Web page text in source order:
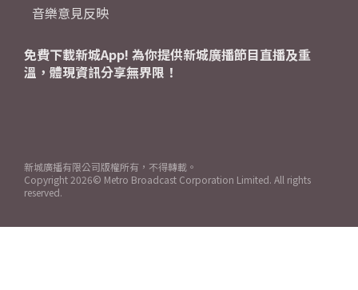
音樂意見反映
免費下載新城App! 為你提供新城廣播節目直播及重
溫，體現資訊分享無界限！
新城廣播有限公司版權所有，不得轉載。
Copyright 2026© Metro Broadcast Corporation Limited. All rights
reserved.